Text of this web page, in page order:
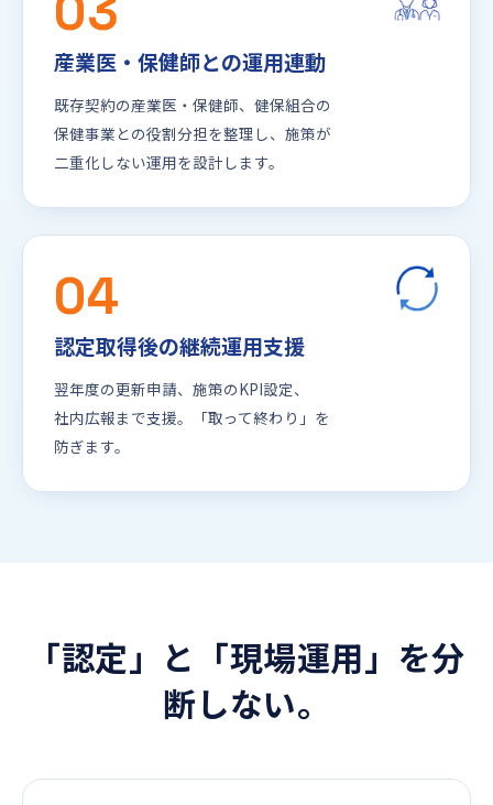
産業医・保健師との運用連動
既存契約の産業医・保健師、健保組合の
保健事業との役割分担を整理し、施策が
二重化しない運用を設計します。
04
認定取得後の継続運用支援
翌年度の更新申請、施策のKPI設定、
社内広報まで支援。「取って終わり」を
防ぎます。
「認定」と「現場運用」を分
断しない。